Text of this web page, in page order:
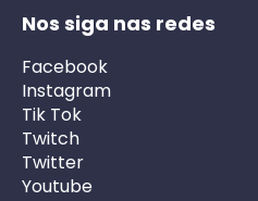
Nos siga nas redes
Facebook
Instagram
Tik Tok
Twitch
Twitter
Youtube